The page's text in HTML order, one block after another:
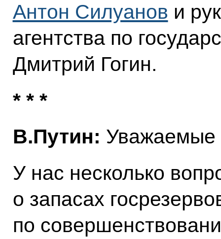
Антон Силуанов и
агентства по
Дмитрий Гогин.
* * *
В.Путин: Уважаемые
У нас несколько
о запасах
по